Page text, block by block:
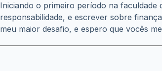
responsabilidade, e escrever sobre
meu maior desafio, e espero que vocês